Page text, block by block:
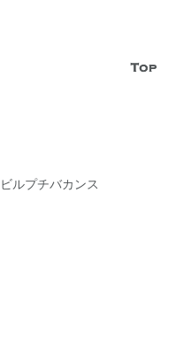
ーガニッ
ル」。福山市に3店舗、神戸
・商品にこだわり、内面か
ルプチバカンス